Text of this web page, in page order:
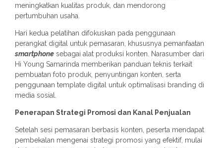
meningkatkan kualitas produk, dan mendorong
pertumbuhan usaha.
Hari kedua pelatihan difokuskan pada penggunaan
perangkat digital untuk pemasaran, khususnya pemanfaatan
smartphone sebagai alat produksi konten. Narasumber dari
Hi Young Samarinda memberikan panduan teknis terkait
pembuatan foto produk, penyuntingan konten, serta
penggunaan template digital untuk optimalisasi branding di
media sosial.
Penerapan Strategi Promosi dan Kanal Penjualan
Setelah sesi pemasaran berbasis konten, peserta mendapat
pembekalan mengenai strategi promosi yang efektif, mulai